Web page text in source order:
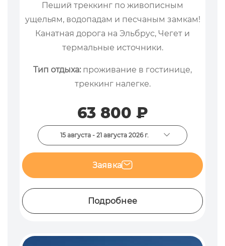
Пеший треккинг по живописным
ущельям, водопадам и песчаным замкам!
Канатная дорога на Эльбрус, Чегет и
термальные источники.
Тип отдыха: проживание в гостинице,
треккинг налегке.
63 800 ₽
15 августа - 21 августа 2026 г.
Подробнее
Заявка